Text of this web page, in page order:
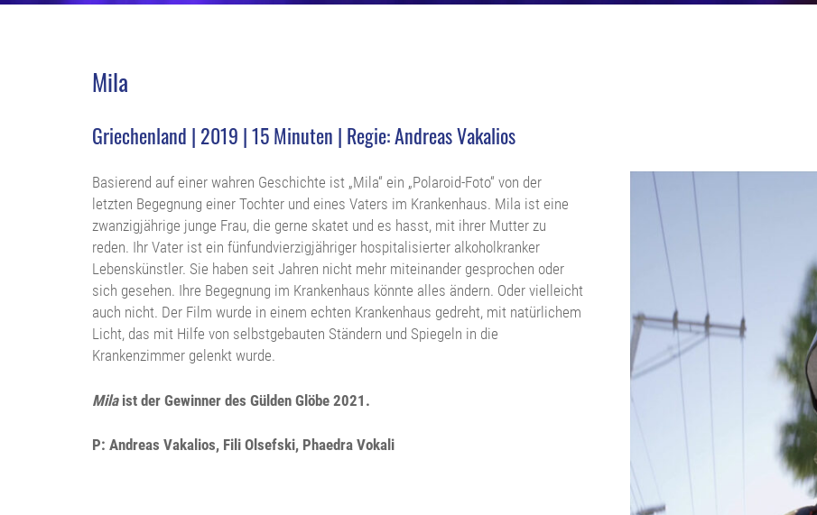
Mila
Griechenland | 2019 | 15 Minuten | Regie: Andreas Vakalios
Basierend auf einer wahren Geschichte ist „Mila“ ein „Polaroid-Foto“ von der
letzten Begegnung einer Tochter und eines Vaters im Krankenhaus. Mila ist eine
zwanzigjährige junge Frau, die gerne skatet und es hasst, mit ihrer Mutter zu
reden. Ihr Vater ist ein fünfundvierzigjähriger hospitalisierter alkoholkranker
Lebenskünstler. Sie haben seit Jahren nicht mehr miteinander gesprochen oder
sich gesehen. Ihre Begegnung im Krankenhaus könnte alles ändern. Oder vielleicht
auch nicht. Der Film wurde in einem echten Krankenhaus gedreht, mit natürlichem
Licht, das mit Hilfe von selbstgebauten Ständern und Spiegeln in die
Krankenzimmer gelenkt wurde.
Milaist der Gewinner des Gülden Glöbe 2021.
P: Andreas Vakalios, Fili Olsefski, Phaedra Vokali